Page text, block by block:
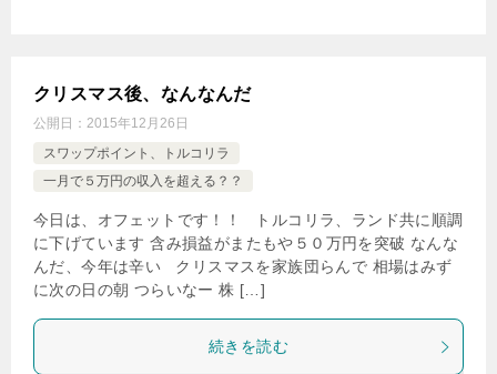
クリスマス後、なんなんだ
公開日： 2015年12月26日
スワップポイント、トルコリラ
一月で５万円の収入を超える？？
今日は、オフェットです！！ トルコリラ、ランド共に順調
に下げています 含み損益がまたもや５０万円を突破 なんな
んだ、今年は辛い クリスマスを家族団らんで 相場はみず
に次の日の朝 つらいなー 株 […]
続きを読む